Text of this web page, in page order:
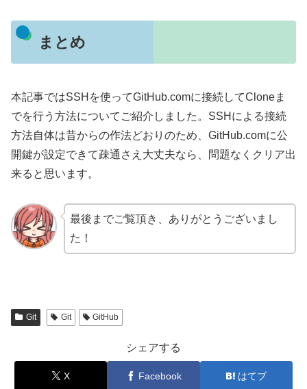
まとめ
本記事ではSSHを使ってGitHub.comに接続してCloneま
でを行う方法についてご紹介しました。SSHによる接続
方法自体は昔からの作法どおりのため、GitHub.comに公
開鍵が設定できて疎通さえ大丈夫なら、問題なくクリア出
来ると思います。
最後までご覧頂き、ありがとうございまし
た！
Git Git GitHub
シェアする
X Facebook はてブ